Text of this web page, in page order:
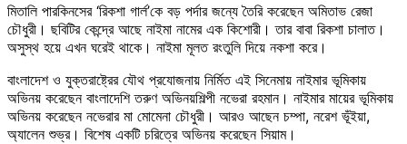
মিতালি পারকিনসের ‘রিকশা গার্ল’কে বড় পর্দার জন্যে তৈরি করেছেন অমিতাভ রেজা
চৌধুরী। ছবিটির কেন্দ্রে আছে নাইমা নামের এক কিশোরী। তার বাবা রিকশা চালাত।
অসুস্থ হয়ে এখন ঘরেই থাকে। নাইমা মূলত রংতুলি দিয়ে নকশা করে।
বাংলাদেশ ও যুক্তরাষ্ট্রের যৌথ প্রযোজনায় নির্মিত এই সিনেমায় নাইমার ভূমিকায়
অভিনয় করেছেন বাংলাদেশি তরুণ অভিনয়শিল্পী নভেরা রহমান। নাইমার মায়ের ভূমিকায়
অভিনয় করেছেন নভেরার মা মোমেনা চৌধুরী। আরও আছেন চম্পা, নরেশ ভূঁইয়া,
অ্যালেন শুভ্র। বিশেষ একটি চরিত্রে অভিনয় করেছেন সিয়াম।